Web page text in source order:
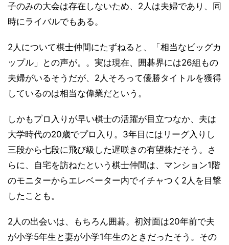
子のみの大会は存在しないため、2人は夫婦であり、同
時にライバルでもある。
2人について棋士仲間にたずねると、「相当なビッグカ
ップル」との声が。。実は現在、囲碁界には26組もの
夫婦がいるそうだが、2人そろって優勝タイトルを獲得
しているのは相当な偉業だという。
しかもプロ入りが早い棋士の活躍が目立つなか、夫は
大学時代の20歳でプロ入り。3年目にはリーグ入りし
三段から七段に飛び級した遅咲きの有望株だそう。さ
らに、自宅を訪ねたという棋士仲間は、マンション1階
のモニターからエレベーター内でイチャつく2人を目撃
したことも。
2人の出会いは、もちろん囲碁。初対面は20年前で夫
が小学5年生と妻が小学1年生のときだったそう。その